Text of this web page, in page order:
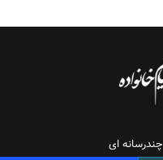
چندرسانه ای